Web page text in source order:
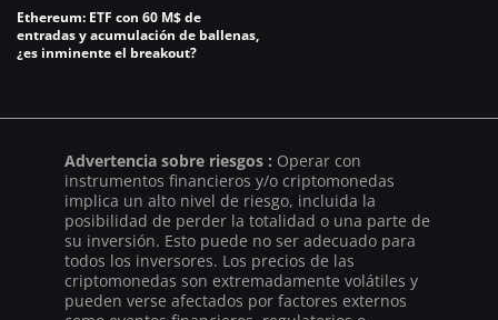
Ethereum: ETF con 60 M$ de
entradas y acumulación de ballenas,
¿es inminente el breakout?
Advertencia sobre riesgos : Operar con
instrumentos financieros y/o criptomonedas
implica un alto nivel de riesgo, incluida la
posibilidad de perder la totalidad o una parte de
su inversión. Esto puede no ser adecuado para
todos los inversores. Los precios de las
criptomonedas son extremadamente volátiles y
pueden verse afectados por factores externos